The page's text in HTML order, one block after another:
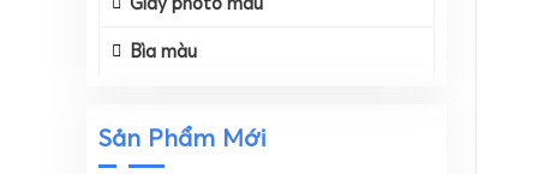
Bìa màu
Sản Phẩm Mới